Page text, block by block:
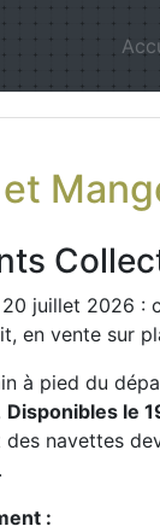
juillet 2026 :
en vente sur
à pied du
Disponibles le
navettes
: